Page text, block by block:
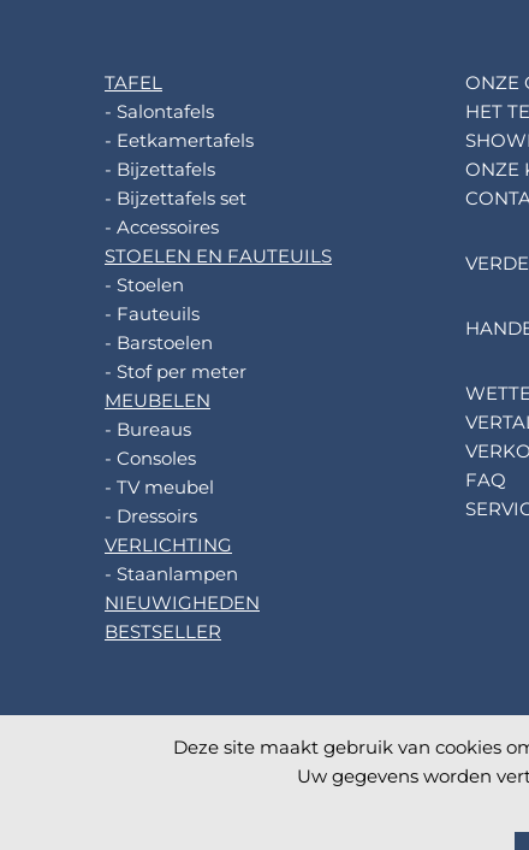
TAFEL
- Salontafels
- Eetkamertafels
- Bijzettafels
- Bijzettafels set
- Accessoires
STOELEN EN FAUTEUILS
- Stoelen
- Fauteuils
- Barstoelen
- Stof per meter
MEUBELEN
- Bureaus
- Consoles
- TV meubel
- Dressoirs
VERLICHTING
- Staanlampen
NIEUWIGHEDEN
BESTSELLER
ONZE
HET
ONZE
FAQ
. All rights reserved.
Deze site maakt gebruik van cookies
Uw gegevens worden